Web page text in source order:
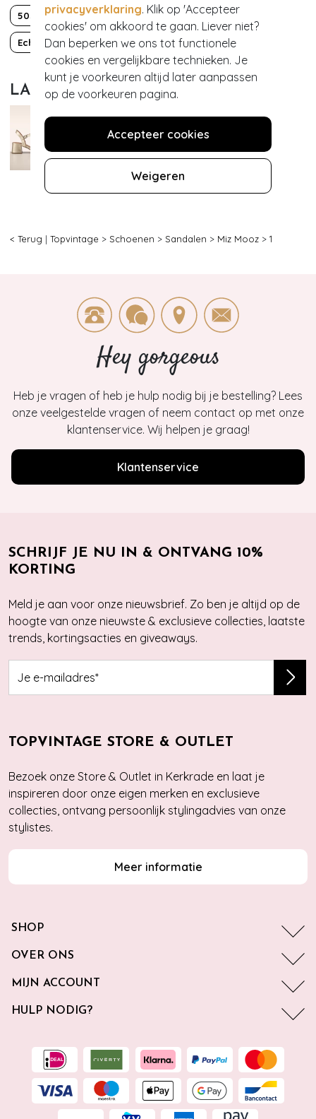
privacyverklaring. Klik op 'Accepteer
cookies' om akkoord te gaan. Liever niet?
Dan beperken we ons tot functionele
cookies en vergelijkbare technieken. Je
kunt je voorkeuren altijd later aanpassen
op de voorkeuren pagina.
Accepteer cookies
Weigeren
50s 60s 70s Boho Chic
Echt leder Effen Mod Party
LAATST BEWONDERD
< Terug | Topvintage > Schoenen > Sandalen > Miz Mooz > 1
Hey gorgeous
Heb je vragen of heb je hulp nodig bij je bestelling? Lees
onze veelgestelde vragen of neem contact op met onze
klantenservice. Wij helpen je graag!
Klantenservice
SCHRIJF JE NU IN & ONTVANG 10%
KORTING
Meld je aan voor onze nieuwsbrief. Zo ben je altijd op de
hoogte van onze nieuwste & exclusieve collecties, laatste
trends, kortingsacties en giveaways.
TOPVINTAGE STORE & OUTLET
Bezoek onze Store & Outlet in Kerkrade en laat je
inspireren door onze eigen merken en exclusieve
collecties, ontvang persoonlijk stylingadvies van onze
stylistes.
Meer informatie
SHOP
OVER ONS
MIJN ACCOUNT
HULP NODIG?